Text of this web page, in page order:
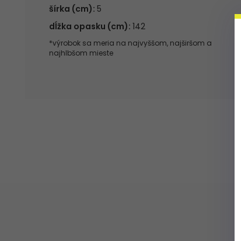
šírka (cm): 5
dĺžka opasku (cm): 142
*výrobok sa meria na najvyššom, najširšom a
najhlbšom mieste